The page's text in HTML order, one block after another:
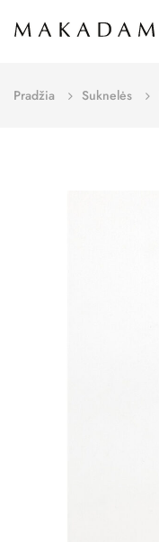
Pradžia Suknelės